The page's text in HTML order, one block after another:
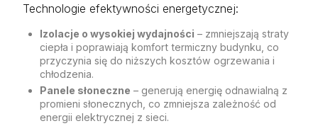
Technologie efektywności energetycznej:
Izolacje o wysokiej wydajności – zmniejszają straty
ciepła i poprawiają komfort termiczny budynku, co
przyczynia się do niższych kosztów ogrzewania i
chłodzenia.
Panele słoneczne – generują energię odnawialną z
promieni słonecznych, co zmniejsza zależność od
energii elektrycznej z sieci.